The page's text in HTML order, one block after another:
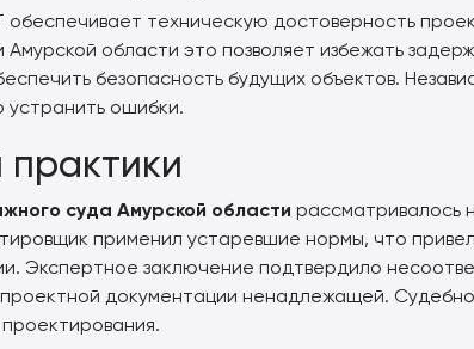
техническую достоверность
области это позволяет избежать
безопасность будущих объектов.
ошибки.
суда Амурской области рассматривалось
применил устаревшие нормы, что
Экспертное заключение подтвердило
документации ненадлежащей.